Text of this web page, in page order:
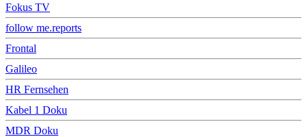
Fokus TV
follow me.reports
Frontal
Galileo
HR Fernsehen
Kabel 1 Doku
MDR Doku